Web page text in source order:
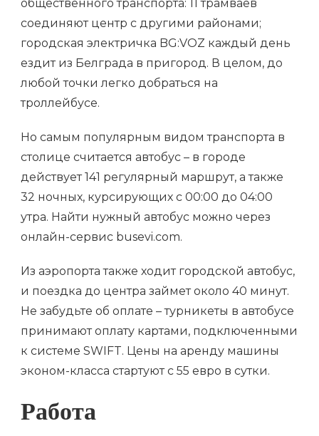
общественного транспорта: 11 трамваев
соединяют центр с другими районами;
городская электричка BG:VOZ каждый день
ездит из Белграда в пригород. В целом, до
любой точки легко добраться на
троллейбусе.
Но самым популярным видом транспорта в
столице считается автобус – в городе
действует 141 регулярный маршрут, а также
32 ночных, курсирующих с 00:00 до 04:00
утра. Найти нужный автобус можно через
онлайн-сервис busevi.com.
Из аэропорта также ходит городской автобус,
и поездка до центра займет около 40 минут.
Не забудьте об оплате – турникеты в автобусе
принимают оплату картами, подключенными
к системе SWIFT. Цены на аренду машины
эконом-класса стартуют с 55 евро в сутки.
Работа